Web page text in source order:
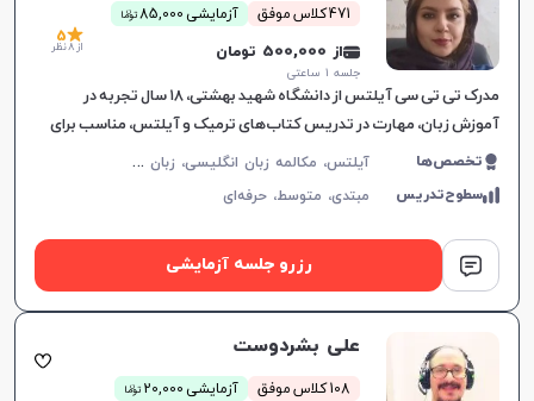
471 کلاس موفق آزمایشی 85,000 توما
ن
از 500,000 تومان
جلسه ۱ ساعتی
5
از 8 نظر
مدرک تی تی سی آیلتس از دانشگاه شهید بهشتی، ۱۸ سال تجربه در
آموزش زبان، مهارت در تدریس کتاب‌های ترمیک و آیلتس، مناسب برای
تمام سطوح، بهبود سریع در یادگیری.
تخصص‌ها آ
یلتس، مکالمه زبان انگلیسی، زبان انگلیسی عمومی، گرامر زبان انگلیسی، زبان انگلیسی تجاری، زبان انگلیسی آمریکایی، زبان انگلیسی کنکور سراسری، زبان انگلیسی کنکور کاردانی، زبان انگلیسی کنکور ارشد، زبان انگلیسی کنکور دکتری، زبان انگلیسی هفتم دبیرستان، زبان انگلیسی هشتم دبیرستان، زبان انگلیسی نهم دبیرستان، زبان انگلیسی دهم دبیرستان، زبان انگلیسی یازدهم دبیرستان، زبان انگلیسی دوازدهم دبیرستان، تافل، جی آر ای، دولینگو، تولیمو
سطوح‌تدریس مبتدی، متوسط،حرفه‌ای
رزرو جلسه آزمایشی
علی بشردوست
108 کلاس موفق آزمایشی 20,000 توما
ن
افزایش اعتبار